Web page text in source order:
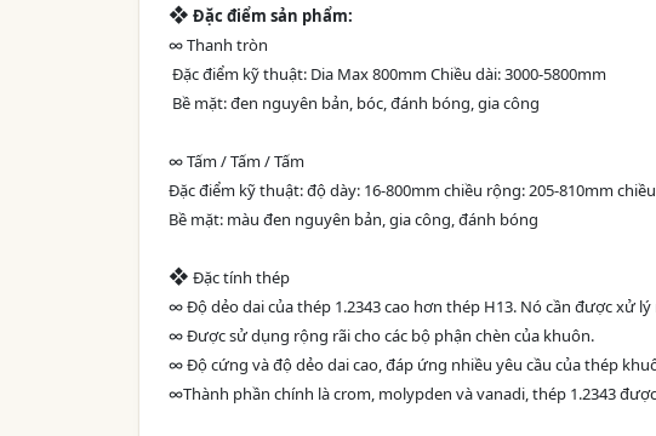
❖ Đặc điểm sản phẩm:
∞ Thanh tròn
Đặc điểm kỹ thuật: Dia Max 800mm Chiều dài: 3000-5800mm
Bề mặt: đen nguyên bản, bóc, đánh bóng, gia công
∞ Tấm / Tấm / Tấm
Đặc điểm kỹ thuật: độ dày: 16-800mm chiều rộng: 205-810mm
Bề mặt: màu đen nguyên bản, gia công, đánh bóng
❖ Đặc tính thép
∞ Độ dẻo dai của thép 1.2343 cao hơn thép H13. Nó cần được xử
∞ Được sử dụng rộng rãi cho các bộ phận chèn của khuôn.
∞ Độ cứng và độ dẻo dai cao, đáp ứng nhiều yêu cầu của thép
∞Thành phần chính là crom, molypden và vanadi, thép 1.2343